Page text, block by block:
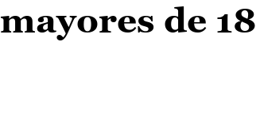
de 18